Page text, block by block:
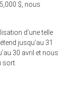
$, nous
d’une telle
jusqu’au 31
30 avril et nous
sort.